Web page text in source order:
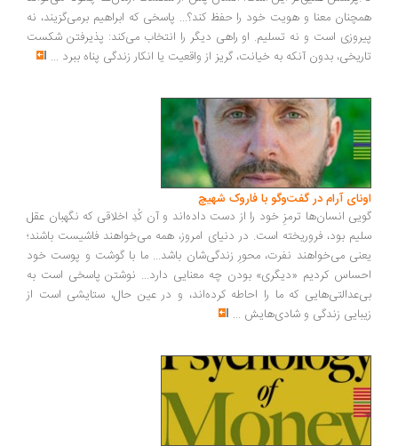
معنا و هویت خود را حفظ کند؟... پاسخی که ابراهیم برمی‌گزیند، نه
است و نه تسلیم. او راهی دیگر را انتخاب می‌کند: پذیرفتن شکست
بدون آنکه به خیانت، گریز از واقعیت یا انکار زندگی پناه ببرد...
آرام در گفت‌وگو با فاروک شهیچ‭
انسان‌ها ترمزِ خود را از دست داده‌اند و آن کُدِ اخلاقی که نگهبان عقل
بود، فروریخته است. در دنیای امروز، همه می‌خواهند فاشیست باشند؛
می‌خواهند نفرت، محورِ زندگی‌شان باشد... ما با گوشت و پوست خود
کردیم «دیگری» بودن چه معنایی دارد... نوشتن پاسخی است به
که ما را احاطه کرده‌اند، و در عین حال، ستایشی است از
زندگی و شادی‌هایش...